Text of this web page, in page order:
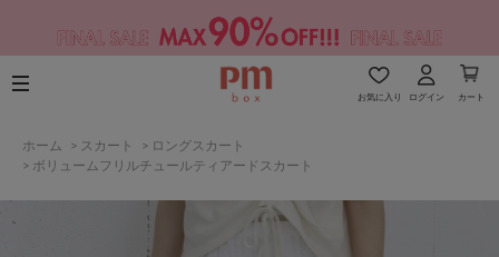
お気に入り ログイン カート
ホーム > スカート > ロングスカート
> ボリュームフリルチュールティアードスカート